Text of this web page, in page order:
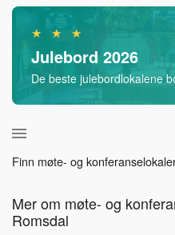
★ ★ ★
Julebord 2026
De beste julebordlokalene
Finn møte- og
Mer om møte- og
Romsdal